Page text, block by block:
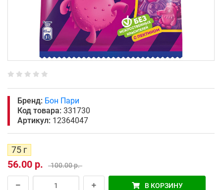
Бренд: Бон Пари
Код товара: 331730
Артикул: 12364047
75 г
56.00 р. 100.00 р.
В КОРЗИНУ